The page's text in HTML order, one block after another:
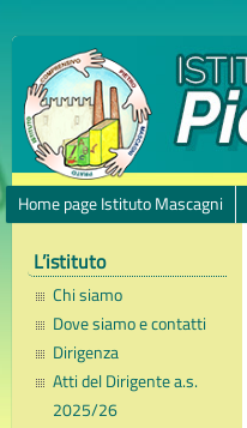
Home page Istituto Mascagni
L’istituto
Chi siamo
Dove siamo e contatti
Dirigenza
Atti del Dirigente a.s.
2025/26